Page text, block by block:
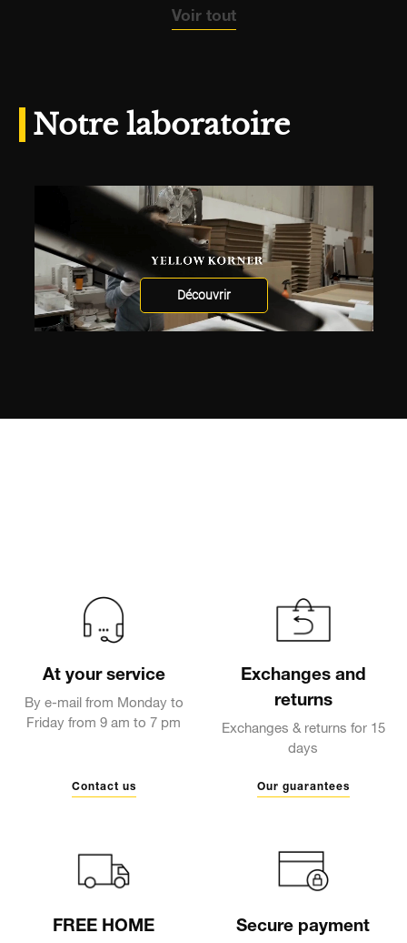
Voir tout
Notre laboratoire
Découvrir
At your service
By e-mail from Monday to
Friday from 9 am to 7 pm
Contact us
Exchanges and
returns
Exchanges & returns for 15
days
Our guarantees
FREE HOME
Secure payment